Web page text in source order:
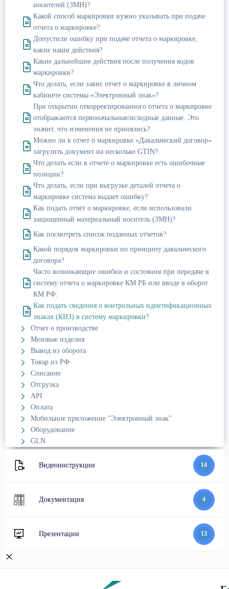
носителей (ЗМН)?
Какой способ маркировки нужно указывать при подаче
отчета о маркировке?
Допустили ошибку при подаче отчета о маркировке,
какие наши действия?
Какие дальнейшие действия после получения кодов
маркировки?
Что делать, если завис отчет о маркировке в личном
кабинете системы «Электронный знак»?
При открытии откорректированного отчета о маркировке
отображаются первоначальные/исходные данные. Это
значит, что изменения не принялись?
Можно ли в отчет о маркировке «Давальческий договор»
загрузить документ на несколько GTIN?
Что делать если в отчете о маркировке есть ошибочные
позиции?
Что делать, если при выгрузке деталей отчета о
маркировке система выдает ошибку?
Как подать отчет о маркировке, если использовали
защищенный материальный носитель (ЗМН)?
Как посмотреть список поданных отчетов?
Какой порядок маркировки по принципу давальческого
договора?
Часто возникающие ошибки и состояния при передаче в
систему отчета о маркировке КМ РБ или вводе в оборот
КМ РФ:
Как подать сведения о контрольных идентификационных
знаках (КИЗ) в систему маркировки?
Отчет о производстве
Меховые изделия
Вывод из оборота
Товар из РФ
Списание
Отгрузка
API
Оплата
Мобильное приложение "Электронный знак"
Оборудование
GLN
Видеоинструкции 14
Документация 4
Презентации 13